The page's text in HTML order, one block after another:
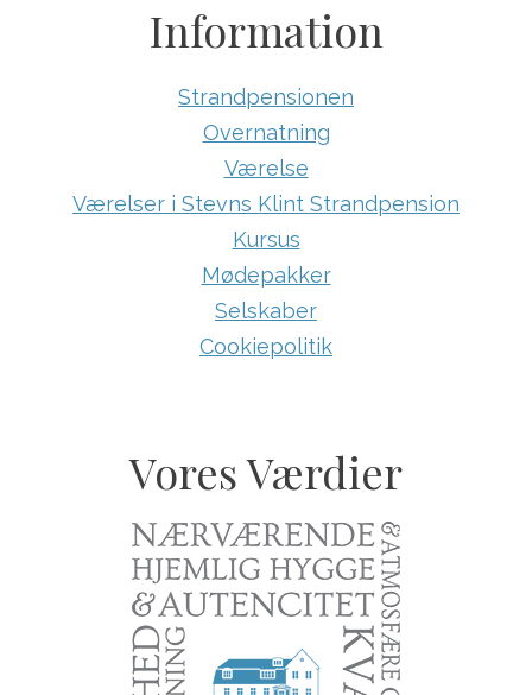
Information
Strandpensionen
Overnatning
Værelse
Værelser i Stevns Klint Strandpension
Kursus
Mødepakker
Selskaber
Cookiepolitik
Vores Værdier